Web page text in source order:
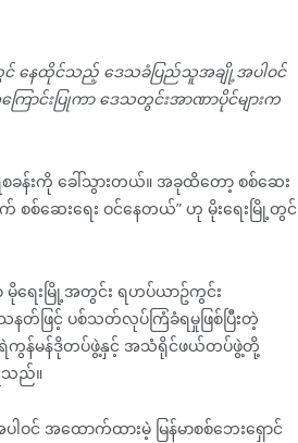
ပ်တွင် နေထိုင်သည့် ဒေသခံပြည်သူအချို့အပါဝင်
ောင်းပြုကာ ဒေသတွင်းအာဏာပိုင်များက
မှ ရဲစခန်းကို ခေါ်သွားတယ်။ အခုထိတော့ စစ်ဆေး
စ်ဆေးရေး ဝင်နေတယ်” ဟု မိုးရေးမြို့တွင်
ရေးမြို့အတွင်း ရဟပ်ယာဥ်ကွင်း
တ်ဖြင့် ပစ်သတ်လုပ်ကြံခံရမှုဖြစ်ပြီးတဲ့
ရဲကွန်မန်ဒိုတပ်ဖွဲ့နှင့် အသံရိုင်ဖယ်တပ်ဖွဲ့တို့
သည်။
အထောက်ထားမဲ့ မြန်မာစစ်ဘေးရှောင်